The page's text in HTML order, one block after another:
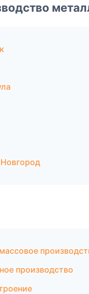
производство